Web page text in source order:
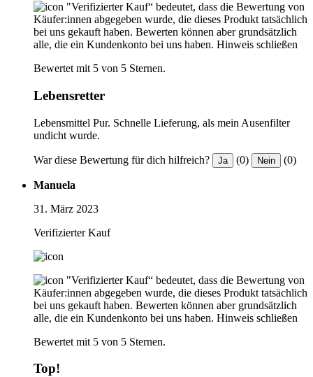
"Verifizierter Kauf“ bedeutet, dass die Bewertung von
Käufer:innen abgegeben wurde, die dieses Produkt tatsächlich
bei uns gekauft haben. Bewerten können aber grundsätzlich
alle, die ein Kundenkonto bei uns haben. Hinweis schließen
Bewertet mit 5 von 5 Sternen.
Lebensretter
Lebensmittel Pur. Schnelle Lieferung, als mein Ausenfilter
undicht wurde.
War diese Bewertung für dich hilfreich? Ja (0) Nein (0)
Manuela
31. März 2023
Verifizierter Kauf
"Verifizierter Kauf“ bedeutet, dass die Bewertung von
Käufer:innen abgegeben wurde, die dieses Produkt tatsächlich
bei uns gekauft haben. Bewerten können aber grundsätzlich
alle, die ein Kundenkonto bei uns haben. Hinweis schließen
Bewertet mit 5 von 5 Sternen.
Top!